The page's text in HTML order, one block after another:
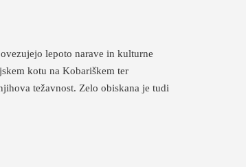
lepoto narave in kulturne
kotu na Kobariškem ter
težavnost. Zelo obiskana je tudi